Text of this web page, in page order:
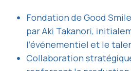
Fondation de Good
par Aki Takanori,
l’événementiel et le
Collaboration